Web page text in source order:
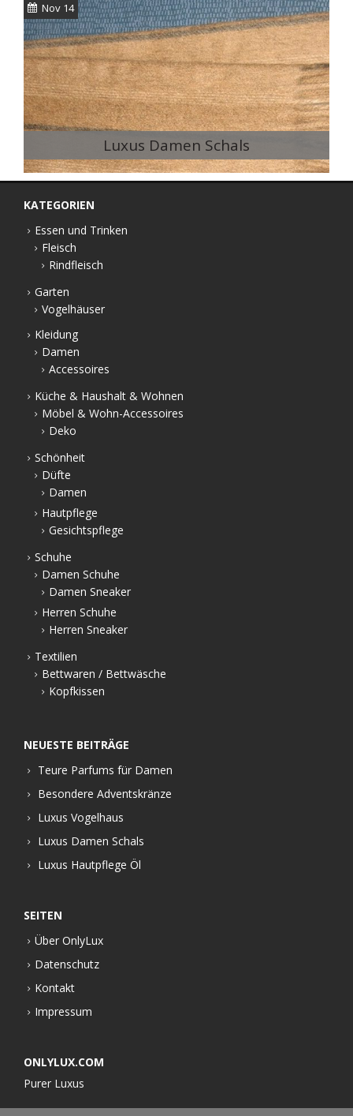
Nov 14
Luxus Damen Schals
KATEGORIEN
Essen und Trinken
Fleisch
Rindfleisch
Garten
Vogelhäuser
Kleidung
Damen
Accessoires
Küche & Haushalt & Wohnen
Möbel & Wohn-Accessoires
Deko
Schönheit
Düfte
Damen
Hautpflege
Gesichtspflege
Schuhe
Damen Schuhe
Damen Sneaker
Herren Schuhe
Herren Sneaker
Textilien
Bettwaren / Bettwäsche
Kopfkissen
NEUESTE BEITRÄGE
Teure Parfums für Damen
Besondere Adventskränze
Luxus Vogelhaus
Luxus Damen Schals
Luxus Hautpflege Öl
SEITEN
Über OnlyLux
Datenschutz
Kontakt
Impressum
ONLYLUX.COM
Purer Luxus